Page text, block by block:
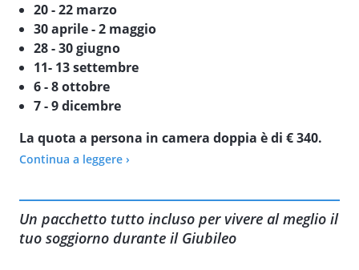
20 - 22 marzo
30 aprile - 2 maggio
28 - 30 giugno
11- 13 settembre
6 - 8 ottobre
7 - 9 dicembre
La quota a persona in camera doppia è di € 340.
Acconto € 100
Supplemento camera singola€ 70 (limitatissime)
VISITA IL NOSTRO SITO PER TUTTE LE ALTRE INFORMAZIONI:
Continua a leggere ›
Un pacchetto tutto incluso per vivere al meglio il
tuo soggiorno durante il Giubileo